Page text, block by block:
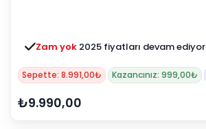
Zam yok 2025 fiyatları devam ediyor
Sepette: 8.991,00₺ Kazancınız: 999,00₺
₺9.990,00